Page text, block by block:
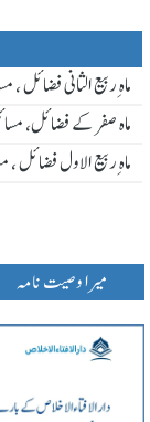
ماہ ِربیع الثانی
ماہ صفر کے فضائل،
ماہ ِربیع الاول فضائل
میرا وصیت نامہ